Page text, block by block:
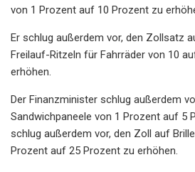
von 1 Prozent auf 10 Prozent zu
Er schlug außerdem vor, den Zollsatz
Freilauf-Ritzeln für Fahrräder von 10
erhöhen.
Der Finanzminister schlug außerdem
Sandwichpaneele von 1 Prozent auf 5
schlug außerdem vor, den Zoll auf
Prozent auf 25 Prozent zu erhöhen.